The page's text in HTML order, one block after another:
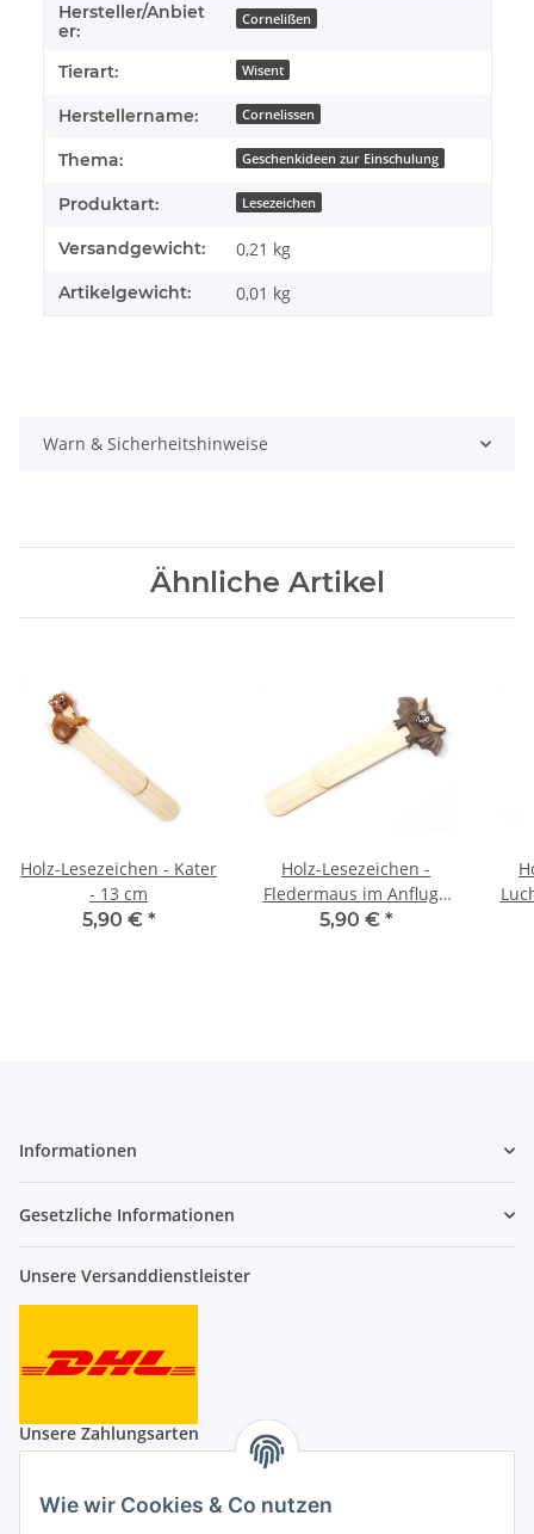
Wie wir Cookies & Co nutzen
Hersteller/Anbiet
er:
Cornelißen
Tierart: Wisent
Herstellername: Cornelissen
Thema: Geschenkideen zur Einschulung
Produktart: Lesezeichen
Versandgewicht: 0,21 kg
Artikelgewicht: 0,01 kg
Warn & Sicherheitshinweise
Ähnliche Artikel
Holz-Lesezeichen - Kater
- 13 cm
5,90 € *
Holz-Lesezeichen -
Fledermaus im Anflug -
12 cm
5,90 € *
Informationen
Gesetzliche Informationen
Unsere Versanddienstleister
Unsere Zahlungsarten